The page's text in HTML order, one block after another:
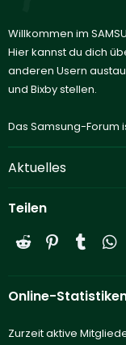
Willkommen im
Hier kannst du dich
anderen Usern
und Bixby stellen.
Das Samsung-Forum
Aktuelles
Teilen
Reddit Pinterest
Online-
Zurzeit aktive